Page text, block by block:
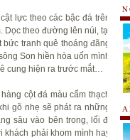
lực theo các bậc đá trên
theo đường lên núi, tại
tranh quê thoáng đãng
Son hiền hòa uốn mình
cung hiện ra trước mắt…
cột đá màu cẩm thạch
gõ nhẹ sẽ phát ra những
sâu vào bên trong, lối đi
phải khom mình hay